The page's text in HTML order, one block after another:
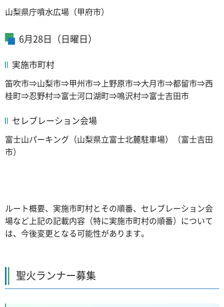
山梨県庁噴水広場（甲府市）
6月28日（日曜日）
実施市町村
笛吹市⇒山梨市⇒甲州市⇒上野原市⇒大月市⇒都留市⇒西
桂町⇒忍野村⇒富士河口湖町⇒鳴沢村⇒富士吉田市
セレブレーション会場
富士山パーキング（山梨県立富士北麓駐車場）（富士吉田
市）
ルート概要、実施市町村とその順番、セレブレーション会
場など上記の記載内容（特に実施市町村の順番）について
は、今後変更となる可能性があります。
聖火ランナー募集